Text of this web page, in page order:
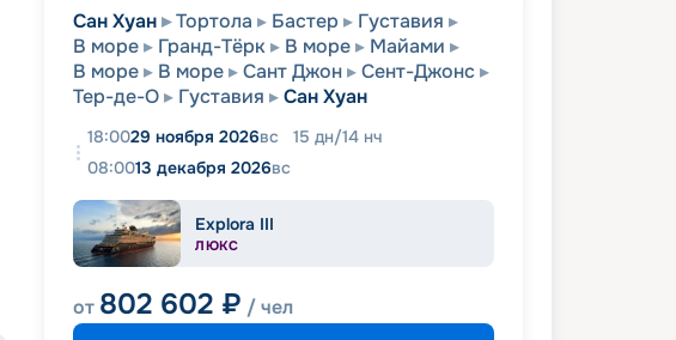
Сан Хуан Тортола Бастер
Густавия
В море
Гранд-Тёрк В море
Майами
В море
В море Сант Джон
Сент-Джонс
Тер-де-О
Густавия Сан Хуан
18:0029 ноября 2026вс 15 дн/14 нч
08:0013 декабря 2026вс
Explora III
ЛЮКС
от 802 602 ₽ / чел